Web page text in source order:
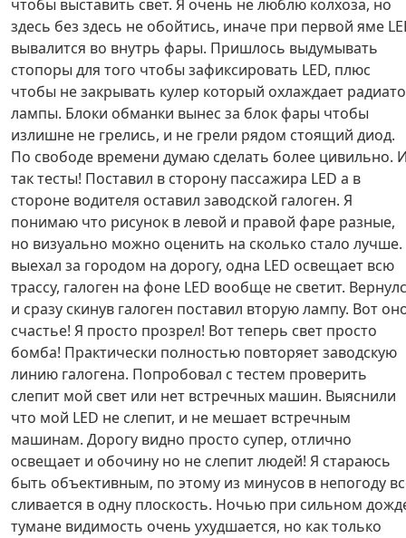
чтобы выставить свет. Я очень не люблю колхоза, но
здесь без здесь не обойтись, иначе при первой яме
вывалится во внутрь фары. Пришлось выдумывать
стопоры для того чтобы зафиксировать LED, плюс
чтобы не закрывать кулер который охлаждает
лампы. Блоки обманки вынес за блок фары чтобы
излишне не грелись, и не грели рядом стоящий диод.
По свободе времени думаю сделать более цивильно.
так тесты! Поставил в сторону пассажира LED а в
стороне водителя оставил заводской галоген. Я
понимаю что рисунок в левой и правой фаре разные,
но визуально можно оценить на сколько стало лучше.
выехал за городом на дорогу, одна LED освещает всю
трассу, галоген на фоне LED вообще не светит.
и сразу скинув галоген поставил вторую лампу. Вот
счастье! Я просто прозрел! Вот теперь свет просто
бомба! Практически полностью повторяет заводскую
линию галогена. Попробовал с тестем проверить
слепит мой свет или нет встречных машин. Выяснили
что мой LED не слепит, и не мешает встречным
машинам. Дорогу видно просто супер, отлично
освещает и обочину но не слепит людей! Я стараюсь
быть объективным, по этому из минусов в непогоду
сливается в одну плоскость. Ночью при сильном
тумане видимость очень ухудшается, но как только